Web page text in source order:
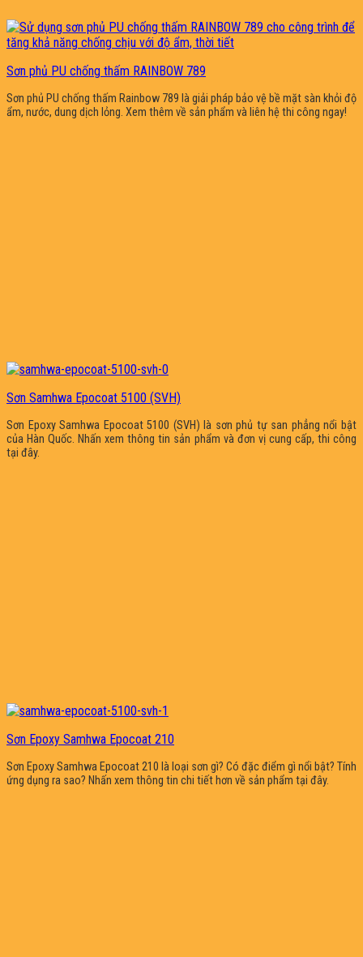
Sơn phủ PU chống thấm RAINBOW 789
Sơn phủ PU chống thấm Rainbow 789 là giải pháp bảo vệ bề mặt sàn khỏi độ
ẩm, nước, dung dịch lỏng. Xem thêm về sản phẩm và liên hệ thi công ngay!
Sơn Samhwa Epocoat 5100 (SVH)
Sơn Epoxy Samhwa Epocoat 5100 (SVH) là sơn phủ tự san phẳng nổi bật
của Hàn Quốc. Nhấn xem thông tin sản phẩm và đơn vị cung cấp, thi công
tại đây.
Sơn Epoxy Samhwa Epocoat 210
Sơn Epoxy Samhwa Epocoat 210 là loại sơn gì? Có đặc điểm gì nổi bật? Tính
ứng dụng ra sao? Nhấn xem thông tin chi tiết hơn về sản phẩm tại đây.